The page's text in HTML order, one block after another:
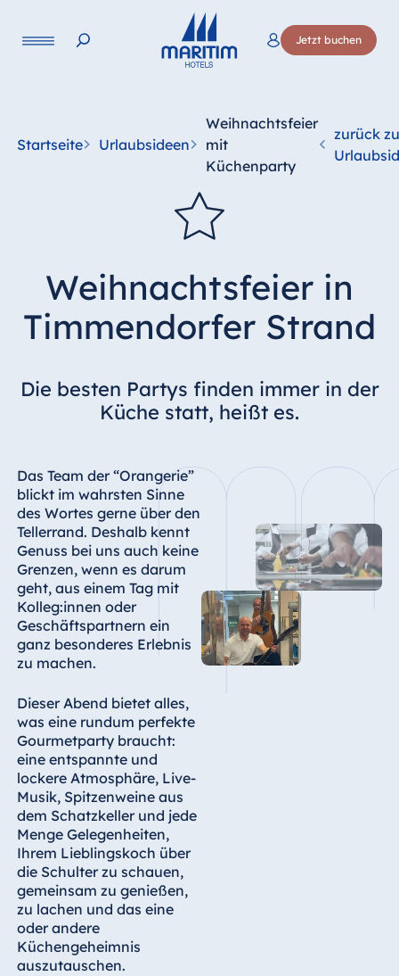
Jetzt buchen
Startseite Urlaubsideen
Weihnachtsfeier
mit
Küchenparty
zurück zu
Weihnachtsfeier in
Timmendorfer Strand
Die besten Partys finden immer in der
Küche statt, heißt es.
Das Team der “Orangerie”
blickt im wahrsten Sinne
des Wortes gerne über den
Tellerrand. Deshalb kennt
Genuss bei uns auch keine
Grenzen, wenn es darum
geht, aus einem Tag mit
Kolleg:innen oder
Geschäftspartnern ein
ganz besonderes Erlebnis
zu machen.
Dieser Abend bietet alles,
was eine rundum perfekte
Gourmetparty braucht:
eine entspannte und
lockere Atmosphäre, Live-
Musik, Spitzenweine aus
dem Schatzkeller und jede
Menge Gelegenheiten,
Ihrem Lieblingskoch über
die Schulter zu schauen,
gemeinsam zu genießen,
zu lachen und das eine
oder andere
Küchengeheimnis
auszutauschen.